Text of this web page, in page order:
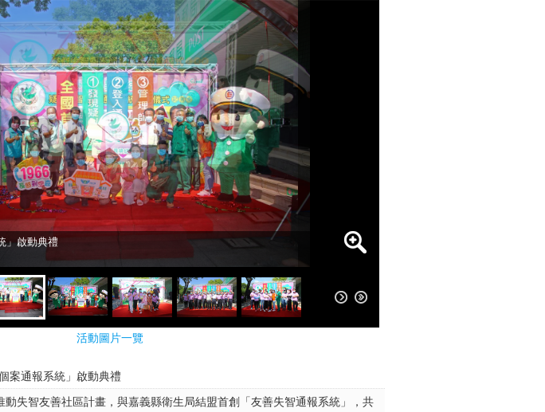
」啟動典禮
」啟動典禮
活動圖片一覽
案通報系統」啟動典禮
動失智友善社區計畫，與嘉義縣衛生局結盟首創「友善失智通報系統」，共